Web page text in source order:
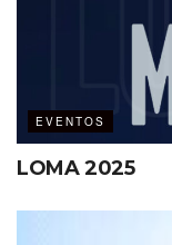
EVENTOS
LOMA 2025